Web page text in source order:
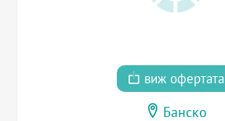
виж офертата
Банско